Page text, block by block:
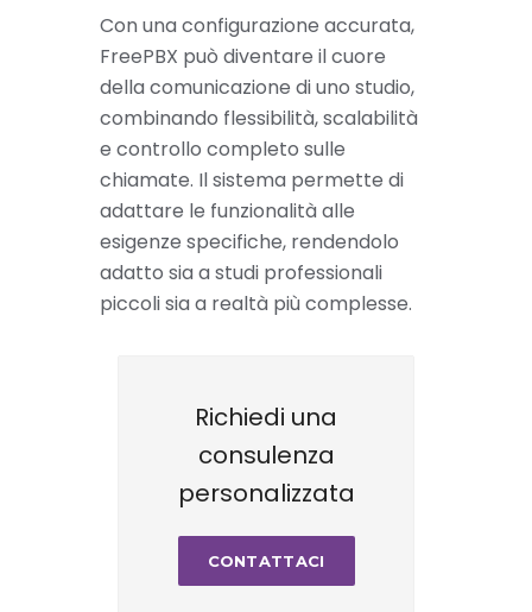
Con una configurazione accurata,
FreePBX può diventare il cuore
della comunicazione di uno studio,
combinando flessibilità, scalabilità
e controllo completo sulle
chiamate. Il sistema permette di
adattare le funzionalità alle
esigenze specifiche, rendendolo
adatto sia a studi professionali
piccoli sia a realtà più complesse.
Richiedi una
consulenza
personalizzata
CONTATTACI